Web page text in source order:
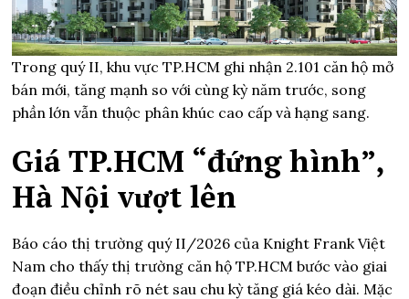
Trong quý II, khu vực TP.HCM ghi nhận 2.101 căn hộ mở
bán mới, tăng mạnh so với cùng kỳ năm trước, song
phần lớn vẫn thuộc phân khúc cao cấp và hạng sang.
Giá TP.HCM “đứng hình”,
Hà Nội vượt lên
Báo cáo thị trường quý II/2026 của Knight Frank Việt
Nam cho thấy thị trường căn hộ TP.HCM bước vào giai
đoạn điều chỉnh rõ nét sau chu kỳ tăng giá kéo dài. Mặc